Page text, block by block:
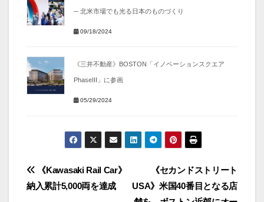
─ 北米市場でも光る日本のものづくり
09/18/2024
《三井不動産》BOSTON「イノベーションスクエア
PhaseIII」に参画
05/29/2024
投
《セカンドストリート
USA》米国40番目となる店
《Kawasaki Rail Car》
納入累計5,000両を達成